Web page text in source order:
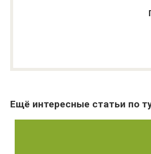
Ещё интересные статьи по